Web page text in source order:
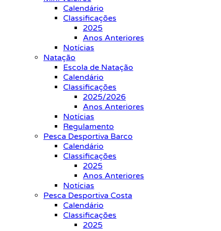
Calendário
Classificações
2025
Anos Anteriores
Notícias
Natação
Escola de Natação
Calendário
Classificações
2025/2026
Anos Anteriores
Notícias
Regulamento
Pesca Desportiva Barco
Calendário
Classificações
2025
Anos Anteriores
Notícias
Pesca Desportiva Costa
Calendário
Classificações
2025